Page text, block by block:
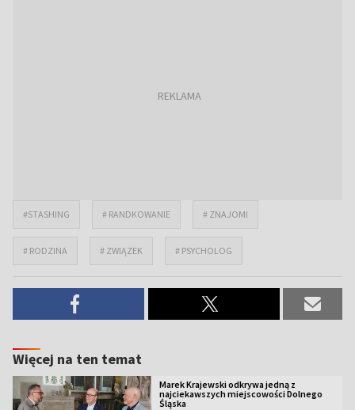
#STASHING # RANDKOWANIE # ZNAJOMI
# RODZINA # ZWIĄZEK # PSYCHOLOG
Więcej na ten temat
Marek Krajewski odkrywa jedną z
najciekawszych miejscowości Dolnego
Śląska